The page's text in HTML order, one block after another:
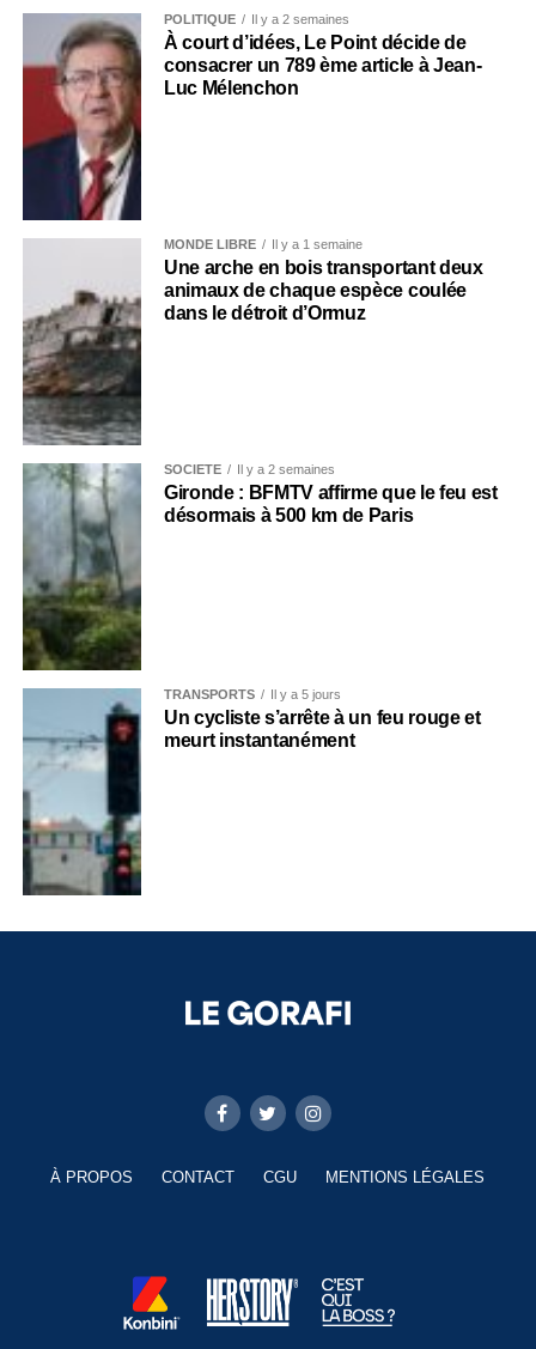
POLITIQUE Il y a 2 semaines
À court d’idées, Le Point décide de
consacrer un 789 ème article à Jean-
Luc Mélenchon
MONDE LIBRE Il y a 1 semaine
Une arche en bois transportant deux
animaux de chaque espèce coulée
dans le détroit d’Ormuz
SOCIÉTÉ Il y a 2 semaines
Gironde : BFMTV affirme que le feu est
désormais à 500 km de Paris
TRANSPORTS Il y a 5 jours
Un cycliste s’arrête à un feu rouge et
meurt instantanément
À PROPOS CONTACT CGU MENTIONS LÉGALES